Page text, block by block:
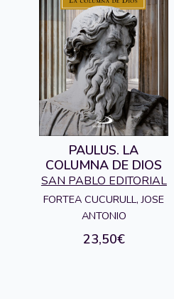
PAULUS. LA
COLUMNA DE DIOS
SAN PABLO EDITORIAL
FORTEA CUCURULL, JOSE
ANTONIO
23,50€